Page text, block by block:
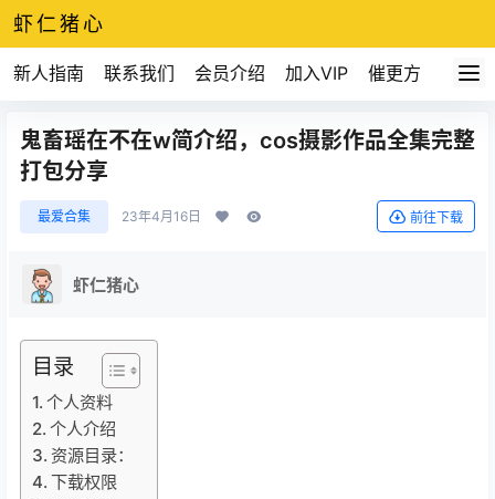
虾仁猪心
新人指南 联系我们 会员介绍 加入VIP 催更方式
鬼畜瑶在不在w简介绍，cos摄影作品全集完整
打包分享
最爱合集 23年4月16日 前往下载
虾仁猪心
目录
个人资料
个人介绍
资源目录：
下载权限